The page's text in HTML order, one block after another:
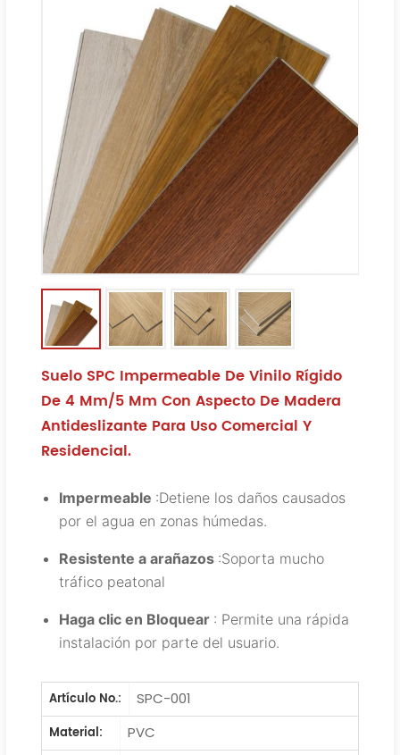
Suelo SPC Impermeable De Vinilo Rígido
De 4 Mm/5 Mm Con Aspecto De Madera
Antideslizante Para Uso Comercial Y
Residencial.
Impermeable :Detiene los daños causados
por el agua en zonas húmedas.
Resistente a arañazos :Soporta mucho
tráfico peatonal
Haga clic en Bloquear : Permite una rápida
instalación por parte del usuario.
Artículo No.:
SPC-001
Material:
PVC